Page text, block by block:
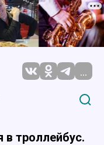
...
в троллейбус.